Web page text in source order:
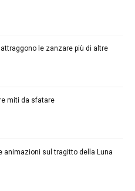
le zanzare più di altre
miti da sfatare
animazioni sul tragitto della Luna